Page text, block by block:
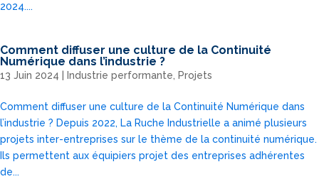
2024....
Comment diffuser une culture de la Continuité
Numérique dans l’industrie ?
13 Juin 2024 Industrie performante Projets
Comment diffuser une culture de la Continuité Numérique dans
l’industrie ? Depuis 2022, La Ruche Industrielle a animé plusieurs
projets inter-entreprises sur le thème de la continuité numérique.
Ils permettent aux équipiers projet des entreprises adhérentes
de...